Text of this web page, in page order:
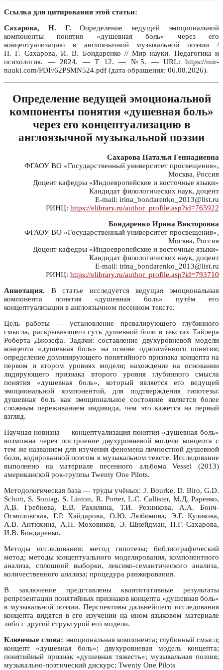
Ссылка для цитирования этой статьи:
Сахарова, Н. Г. Определение ведущей эмоциональной
компоненты понятия «душевная боль» через его
концептуализацию в англоязычной музыкальной поэзии /
Н. Г. Сахарова, И. В. Бондаренко // Мир науки. Педагогика и
психология. — 2024. — Т 12. — №5. — URL: https://mir-
nauki.com/PDF/62PSMN524.pdf (дата обращения: 06.08.2026).
Определение ведущей эмоциональной
компоненты понятия «душевная боль»
через его концептуализацию в
англоязычной музыкальной поэзии
Сахарова Наталья Геннадиевна
ФГАОУ ВО «Государственный университет просвещения»,
Москва, Россия
Доцент кафедры «Индоевропейские и восточные языки»
Кандидат филологических наук, доцент
E-mail: irina_bondarenko_2013@list.ru
РИНЦ: https://elibrary.ru/author_profile.asp?id=765922
Бондаренко Ирина Викторовна
ФГАОУ ВО «Государственный университет просвещения»,
Москва, Россия
Доцент кафедры «Индоевропейские и восточные языки»
Кандидат филологических наук, доцент
E-mail: irina_bondarenko_2013@list.ru
РИНЦ: https://elibrary.ru/author_profile.asp?id=793710
Аннотация. В статье исследуется ведущая эмоциональная
компонента понятия «душевная боль» путём его
концептуализации в англоязычном песенном тексте.
Цель работы — установление превалирующего глубинного
смысла, раскрывающего суть душевной боли в текстах Тайлера
Роберта Джозефа. Задачи: составление двухуровневой модели
концепта «душевная боль» на основе одноимённого понятия;
определение доминирующего понятийного признака концепта на
первом и втором уровнях модели; нахождение на основании
лидирующего признака второго уровня глубинного смысла
понятия «душевная боль», который является его ведущей
эмоциональной компонентой, для подтверждения гипотезы:
душевная боль как эмоциональное состояние является более
сложным переживанием индивида, чем это кажется на первый
взгляд.
Научная новизна — концептуализация понятия «душевная боль»
возможна через построение двухуровневой модели концепта с
тем же названием для изучения феномена личностной душевной
боли, кодированной поэтом в музыкальном тексте. Исследование
выполнено на материале песенного альбома Vessel (2013)
американской рок-группы Twenty One Pilots.
Методологическая база — труды учёных: J. Bourke, D. Biro, G.D.
Schott, S. Sontag, S. Linton, R. Porter, L.C. Callister, М.Д. Раренко,
А.В. Гребнева, Е.В. Рахилина, Т.И. Резникова, А.А. Бонч-
Осмоловская, Г.Р. Хайдарова, О.Ю. Любимова, Э.Г. Куликова,
А.В. Антюхина, А.Н. Моховиков, Э. Шнейдман, Н.Г. Сахарова,
И.В. Бондаренко.
Методы исследования: метод гипотезы; библиографический
метод; методы концептуального моделирования, компонентного
анализа, сплошной выборки, лексико-семантического анализа,
количественного анализа; процедура ранжирования.
В заключение представлены квантитативные результаты
репрезентации понятийных признаков концепта «душевная боль»
в музыкальной поэзии. Перспективы дальнейшего исследования
концепта видятся в его изучении на ином языковом материале
либо с другой структурой его модели.
Ключевые слова: эмоциональная компонента; глубинный смысл;
концепт «душевная боль»; двухуровневая модель концепта;
понятийный признак «душевная тяжесть»; музыкальная поэзия;
музыкально-поэтический дискурс; Twenty One Pilots